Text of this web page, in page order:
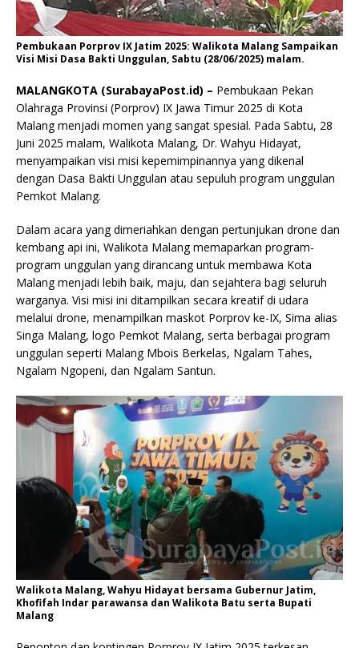
Pembukaan Porprov IX Jatim 2025: Walikota Malang Sampaikan
Visi Misi Dasa Bakti Unggulan, Sabtu (28/06/2025) malam.
MALANGKOTA (SurabayaPost.id) – Pembukaan Pekan
Olahraga Provinsi (Porprov) IX Jawa Timur 2025 di Kota
Malang menjadi momen yang sangat spesial. Pada Sabtu, 28
Juni 2025 malam, Walikota Malang, Dr. Wahyu Hidayat,
menyampaikan visi misi kepemimpinannya yang dikenal
dengan Dasa Bakti Unggulan atau sepuluh program unggulan
Pemkot Malang.
Dalam acara yang dimeriahkan dengan pertunjukan drone dan
kembang api ini, Walikota Malang memaparkan program-
program unggulan yang dirancang untuk membawa Kota
Malang menjadi lebih baik, maju, dan sejahtera bagi seluruh
warganya. Visi misi ini ditampilkan secara kreatif di udara
melalui drone, menampilkan maskot Porprov ke-IX, Sima alias
Singa Malang, logo Pemkot Malang, serta berbagai program
unggulan seperti Malang Mbois Berkelas, Ngalam Tahes,
Ngalam Ngopeni, dan Ngalam Santun.
Walikota Malang, Wahyu Hidayat bersama Gubernur Jatim,
Khofifah Indar parawansa dan Walikota Batu serta Bupati
Malang